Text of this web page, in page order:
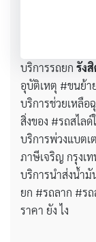
บริการรถยก รัง
อุบัติเหตุ #ขนย้า
บริการช่วยเหลื
สิ่งของ #รถสไลด์
บริการพ่วงแบตเ
ภาษีเจริญ กรุงเ
บริการนำส่งน้ำ
ยก #รถลาก #ร
ราคา ยัง ไง